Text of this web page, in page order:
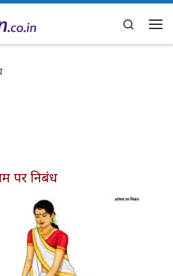
Search
पर निबंध